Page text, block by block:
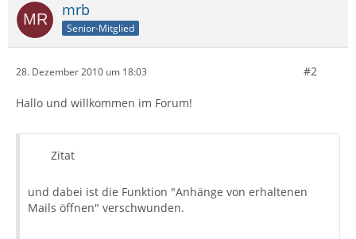
mrb
Senior-Mitglied
28. Dezember 2010 um 18:03 #2
Hallo und willkommen im Forum!
Zitat
und dabei ist die Funktion "Anhänge von erhaltenen
Mails öffnen" verschwunden.